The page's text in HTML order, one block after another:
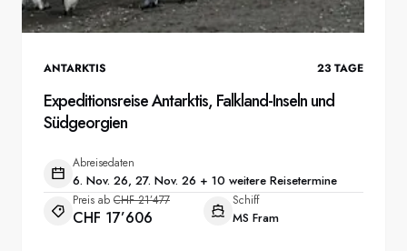
ANTARKTIS 23 TAGE
Expeditionsreise Antarktis, Falkland-Inseln und
Südgeorgien
Abreisedaten
6. Nov. 26, 27. Nov. 26 + 10 weitere Reisetermine
Preis ab CHF 21’477
CHF 17’606
Schiff
MS Fram